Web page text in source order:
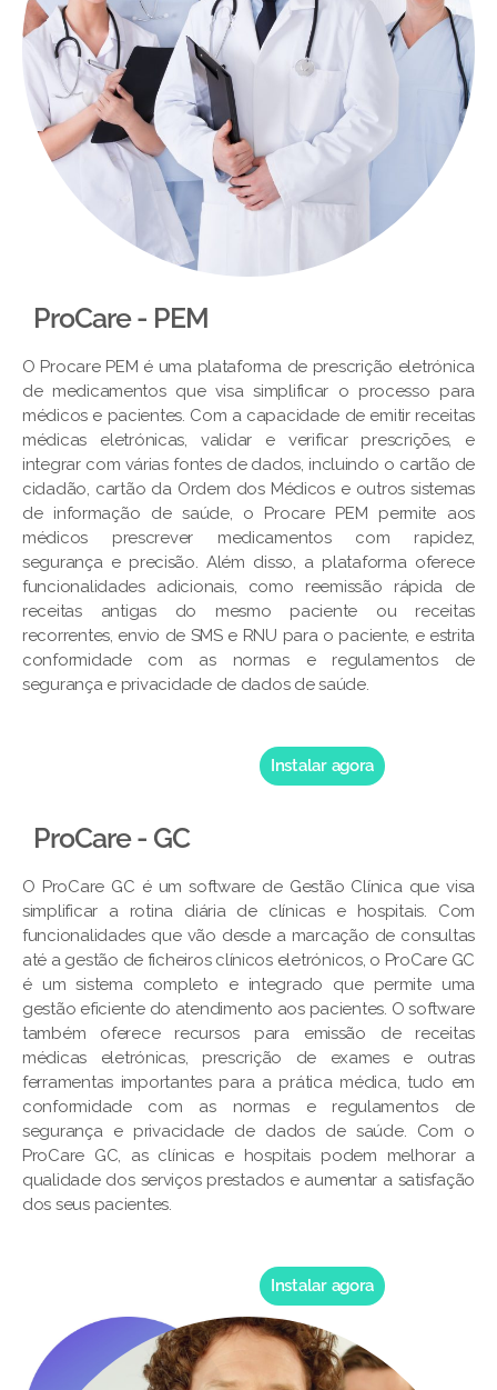
ProCare - PEM​
O Procare PEM é uma plataforma de prescrição eletrónica
de medicamentos que visa simplificar o processo para
médicos e pacientes. Com a capacidade de emitir receitas
médicas eletrónicas, validar e verificar prescrições, e
integrar com várias fontes de dados, incluindo o cartão de
cidadão, cartão da Ordem dos Médicos e outros sistemas
de informação de saúde, o Procare PEM permite aos
médicos prescrever medicamentos com rapidez,
segurança e precisão. Além disso, a plataforma oferece
funcionalidades adicionais, como reemissão rápida de
receitas antigas do mesmo paciente ou receitas
recorrentes, envio de SMS e RNU para o paciente, e estrita
conformidade com as normas e regulamentos de
segurança e privacidade de dados de saúde.
Instalar agora
ProCare - GC
O ProCare GC é um software de Gestão Clínica que visa
simplificar a rotina diária de clínicas e hospitais. Com
funcionalidades que vão desde a marcação de consultas
até a gestão de ficheiros clínicos eletrónicos, o ProCare GC
é um sistema completo e integrado que permite uma
gestão eficiente do atendimento aos pacientes. O software
também oferece recursos para emissão de receitas
médicas eletrónicas, prescrição de exames e outras
ferramentas importantes para a prática médica, tudo em
conformidade com as normas e regulamentos de
segurança e privacidade de dados de saúde. Com o
ProCare GC, as clínicas e hospitais podem melhorar a
qualidade dos serviços prestados e aumentar a satisfação
dos seus pacientes.
Instalar agora